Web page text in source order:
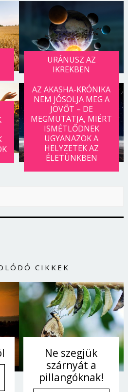
URÁNUSZ AZ
IKREKBEN
AZ AKASHA-KRÓNIKA
NEM JÓSOLJA MEG A
JÖVŐT – DE
MEGMUTATJA, MIÉRT
ISMÉTLŐDNEK
UGYANAZOK A
HELYZETEK AZ
ÉLETÜNKBEN
CIKKEK
Ne szegjük
szárnyát a
pillangóknak!